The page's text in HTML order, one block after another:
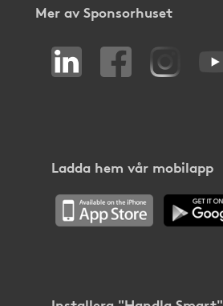
Mer av Sponsorhuset
Ladda hem vår mobilapp